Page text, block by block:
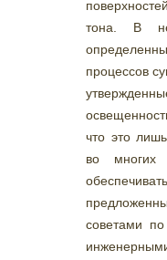
тона. В
процессов
что это
во многих
советами